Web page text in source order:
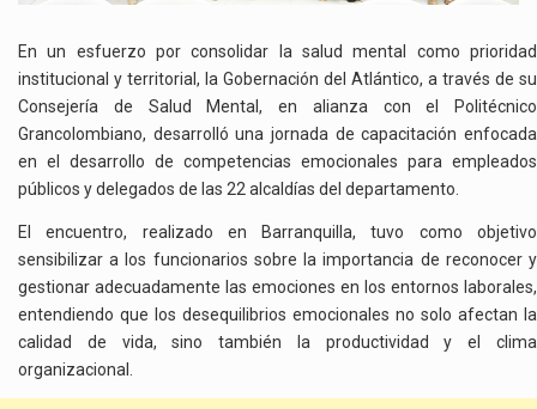
DEPARTAMENTO
En un esfuerzo por consolidar la salud mental como prioridad
institucional y territorial, la Gobernación del Atlántico, a través de su
Consejería de Salud Mental, en alianza con el Politécnico
Grancolombiano, desarrolló una jornada de capacitación enfocada
en el desarrollo de competencias emocionales para empleados
públicos y delegados de las 22 alcaldías del departamento.
El encuentro, realizado en Barranquilla, tuvo como objetivo
sensibilizar a los funcionarios sobre la importancia de reconocer y
gestionar adecuadamente las emociones en los entornos laborales,
entendiendo que los desequilibrios emocionales no solo afectan la
calidad de vida, sino también la productividad y el clima
organizacional.